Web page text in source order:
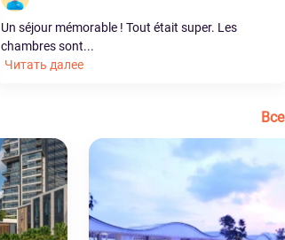
Un séjour mémorable ! Tout était super. Les
chambres sont...
Читать далее
Все